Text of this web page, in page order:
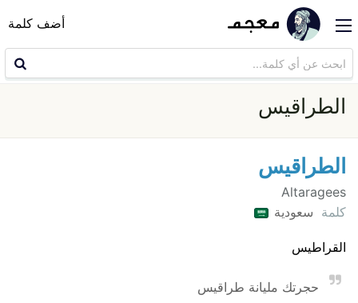
أضف كلمة
الطراقيس
الطراقيس
Altaragees
كلمة سعودية
القراطيس
حجرتك مليانة طراقيس